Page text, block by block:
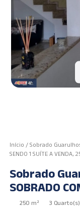
Início /Sobrado Guarulhos
SENDO 1 SUÍTE A
Sobrado
SOBRADO
SUÍTE A
250 m² 3 Quarto(s)